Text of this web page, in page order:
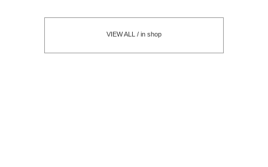
VIEW ALL / in shop